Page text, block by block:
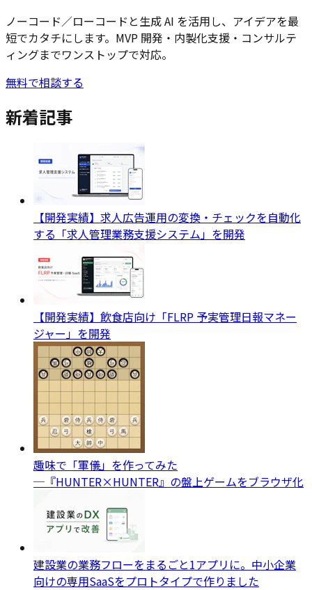
ノーコード／ローコードと生成 AI を活用し、アイデアを最
短でカタチにします。MVP 開発・内製化支援・コンサルテ
ィングまでワンストップで対応。
無料で相談する
新着記事
【開発実績】求人広告運用の変換・チェックを自動化
する「求人管理業務支援システム」を開発
【開発実績】飲食店向け「FLRP 予実管理日報マネー
ジャー」を開発
趣味で「軍儀」を作ってみた
─『HUNTER×HUNTER』の盤上ゲームをブラウザ化
建設業の業務フローをまるごと1アプリに。中小企業
向けの専用SaaSをプロトタイプで作りました